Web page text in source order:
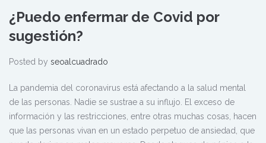
¿Puedo enfermar de Covid por
sugestión?
Posted by seoalcuadrado
La pandemia del coronavirus está afectando a la salud mental
de las personas. Nadie se sustrae a su influjo. El exceso de
información y las restricciones, entre otras muchas cosas, hacen
que las personas vivan en un estado perpetuo de ansiedad, que